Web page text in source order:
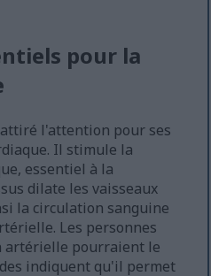
pour la
l'attention pour ses
Il stimule la
essentiel à la
dilate les vaisseaux
la circulation sanguine
Les personnes
artérielle pourraient le
indiquent qu'il permet